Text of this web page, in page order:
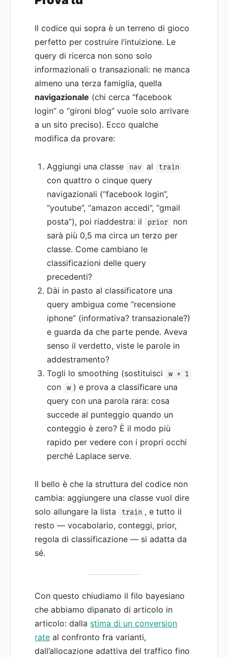
Il codice qui sopra è un terreno di gioco
perfetto per costruire l’intuizione. Le
query di ricerca non sono solo
informazionali o transazionali: ne manca
almeno una terza famiglia, quella
navigazionale (chi cerca “facebook
login” o “gironi blog” vuole solo arrivare
a un sito preciso). Ecco qualche
modifica da provare:
Aggiungi una classe nav al train
con quattro o cinque query
navigazionali (“facebook login”,
“youtube”, “amazon accedi”, “gmail
posta”), poi riaddestra: il
prior
non
sarà più 0,5 ma circa un terzo per
classe. Come cambiano le
classificazioni delle query
precedenti?
Dài in pasto al classificatore una
query ambigua come “recensione
iphone” (informativa? transazionale?)
e guarda da che parte pende. Aveva
senso il verdetto, viste le parole in
addestramento?
Togli lo smoothing (sostituisci
w + 1
con w ) e prova a classificare una
query con una parola rara: cosa
succede al punteggio quando un
conteggio è zero? È il modo più
rapido per vedere con i propri occhi
perché Laplace serve.
Il bello è che la struttura del codice non
cambia: aggiungere una classe vuol dire
solo allungare la lista
train , e tutto il
resto — vocabolario, conteggi, prior,
regola di classificazione — si adatta da
sé.
Con questo chiudiamo il filo bayesiano
che abbiamo dipanato di articolo in
articolo: dalla stima di un conversion
rate al confronto fra varianti,
dall’allocazione adattiva del traffico fino